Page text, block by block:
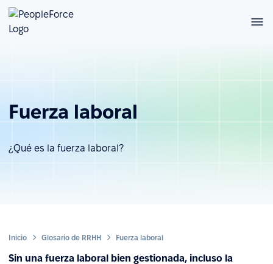
Fuerza laboral
¿Qué es la fuerza laboral?
Inicio Glosario de RRHH Fuerza laboral
Sin una fuerza laboral bien gestionada, incluso la